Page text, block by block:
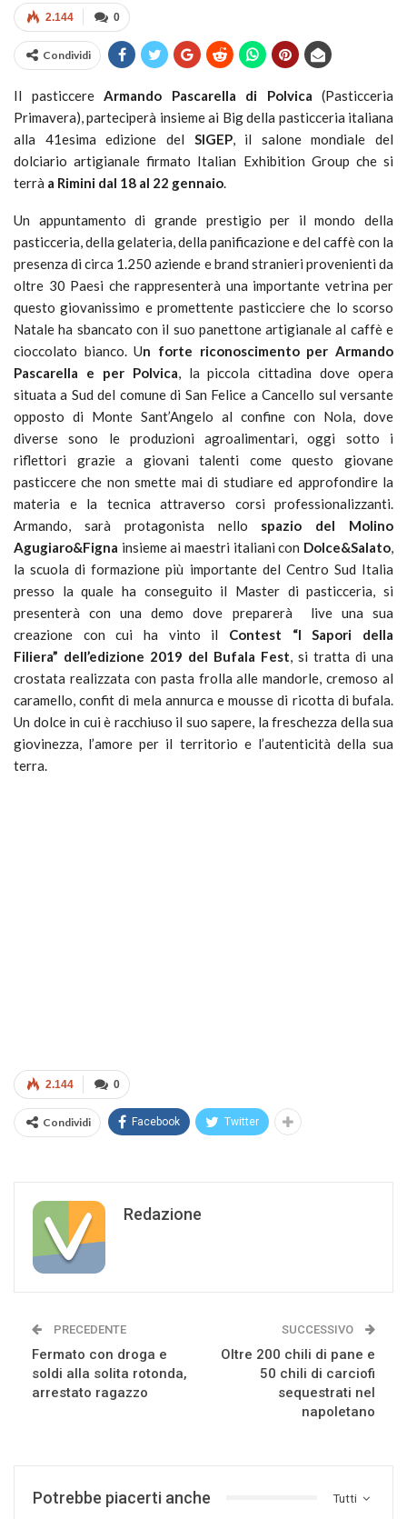
0
2.144
Condividi
Il pasticcere Armando Pascarella di Polvica (Pasticceria
Primavera), parteciperà insieme ai Big della pasticceria italiana
alla 41esima edizione del SIGEP, il salone mondiale del
dolciario artigianale firmato Italian Exhibition Group che si
terrà a Rimini dal 18 al 22 gennaio
Un appuntamento di grande prestigio per il mondo della
pasticceria, della gelateria, della panificazione e del caffè con la
presenza di circa 1.250 aziende e brand stranieri provenienti da
oltre 30 Paesi che rappresenterà una importante vetrina per
questo giovanissimo e promettente pasticciere che lo scorso
Natale ha sbancato con il suo panettone artigianale al caffè e
cioccolato bianco. Un forte riconoscimento per Armando
Pascarella e per Polvica , la piccola cittadina dove opera
situata a Sud del comune di San Felice a Cancello sul versante
opposto di Monte Sant’Angelo al confine con Nola, dove
diverse sono le produzioni agroalimentari, oggi sotto i
riflettori grazie a giovani talenti come questo giovane
pasticcere che non smette mai di studiare ed approfondire la
materia e la tecnica attraverso corsi professionalizzanti.
Armando, sarà protagonista nello spazio del Molino
Agugiaro&Figna insieme ai maestri italiani con Dolce&Salato
la scuola di formazione più importante del Centro Sud Italia
presso la quale ha conseguito il Master di pasticceria, si
presenterà con una demo dove preparerà live una sua
creazione con cui ha vinto il Contest “I Sapori della
Filiera” dell’edizione 2019 del Bufala Fest si tratta di una
crostata realizzata con pasta frolla alle mandorle, cremoso al
caramello, confit di mela annurca e mousse di ricotta di bufala.
Un dolce in cui è racchiuso il suo sapere, la freschezza della sua
giovinezza, l’amore per il territorio e l’autenticità della sua
terra.
0
2.144
Condividi Facebook Twitter
Redazione
PRECEDENTE
Fermato con droga e
soldi alla solita rotonda,
arrestato ragazzo
SUCCESSIVO
Oltre 200 chili di pane e
50 chili di carciofi
sequestrati nel
napoletano
Tutti
Potrebbe piacerti anche